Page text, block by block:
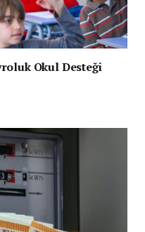
Okul Desteği